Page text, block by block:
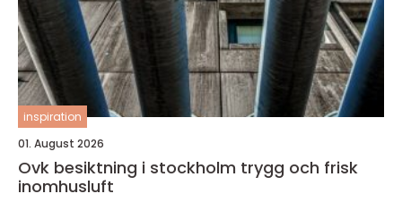
inspiration
01. August 2026
Ovk besiktning i stockholm trygg och frisk
inomhusluft